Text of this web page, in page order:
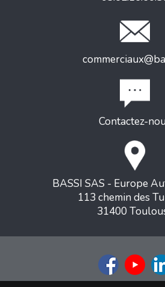
Contactez-
BASSI SAS - Europe
113 chemin des
31400